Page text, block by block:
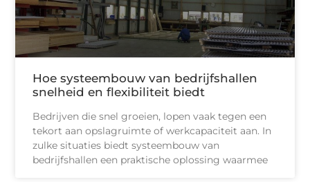
Hoe systeembouw van bedrijfshallen
snelheid en flexibiliteit biedt
Bedrijven die snel groeien, lopen vaak tegen een
tekort aan opslagruimte of werkcapaciteit aan. In
zulke situaties biedt systeembouw van
bedrijfshallen een praktische oplossing waarmee